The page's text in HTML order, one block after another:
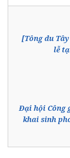
[Tông du
lễ
Đại hội Công
khai sinh